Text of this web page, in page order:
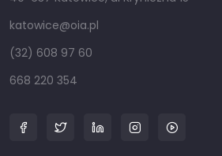
katowice@oia.pl
(32) 608 97 60
668 220 354